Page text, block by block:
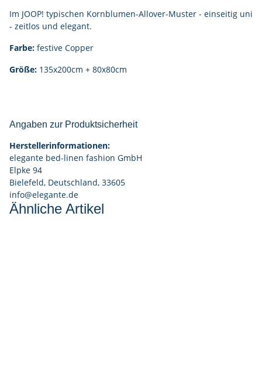
Im JOOP! typischen Kornblumen-Allover-Muster - einseitig uni
- zeitlos und elegant.
Farbe: festive Copper
Größe: 135x200cm + 80x80cm
Angaben zur Produktsicherheit
Herstellerinformationen:
elegante bed-linen fashion GmbH
Elpke 94
Bielefeld, Deutschland, 33605
info@elegante.de
Ähnliche Artikel